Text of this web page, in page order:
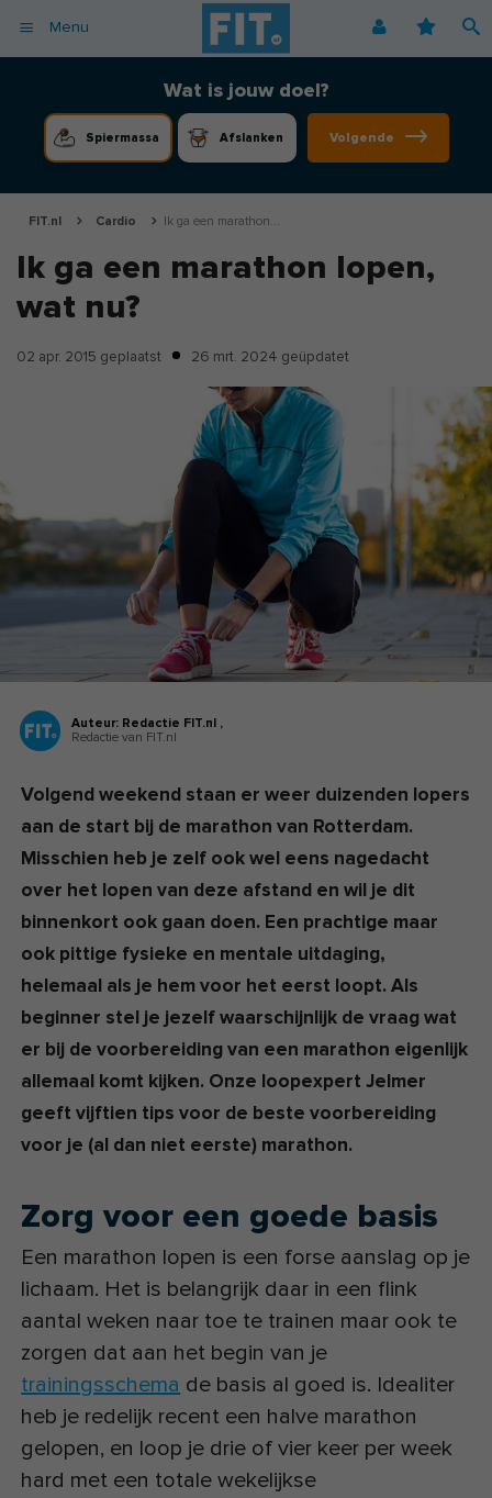
Menu
Cardio
Herstel
Mindset
Professionals
Spiermassa
Voedingsschema
Fitnessschema
Begrippen
Podcast voor professionals
Vegetarische recepten
Vegan recepten
Koolhydraatarme recepten
Coaching
Vacatures
Adverteren
Wat is jouw doel?
Spiermassa Afslanken Volgende
FIT.nl Cardio Ik ga een marathon...
Auteur: Redactie FIT.nl ,
Redactie van FIT.nl
02 apr. 2015 geplaatst 26 mrt. 2024 geüpdatet
Ik ga een marathon lopen,
wat nu?
Volgend weekend staan er weer duizenden lopers
aan de start bij de marathon van Rotterdam.
Misschien heb je zelf ook wel eens nagedacht
over het lopen van deze afstand en wil je dit
binnenkort ook gaan doen. Een prachtige maar
ook pittige fysieke en mentale uitdaging,
helemaal als je hem voor het eerst loopt. Als
beginner stel je jezelf waarschijnlijk de vraag wat
er bij de voorbereiding van een marathon eigenlijk
allemaal komt kijken. Onze loopexpert Jelmer
geeft vijftien tips voor de beste voorbereiding
voor je (al dan niet eerste) marathon.
Zorg voor een goede basis
Een marathon lopen is een forse aanslag op je
lichaam. Het is belangrijk daar in een flink
aantal weken naar toe te trainen maar ook te
zorgen dat aan het begin van je
trainingsschema de basis al goed is. Idealiter
heb je redelijk recent een halve marathon
gelopen, en loop je drie of vier keer per week
hard met een totale wekelijkse